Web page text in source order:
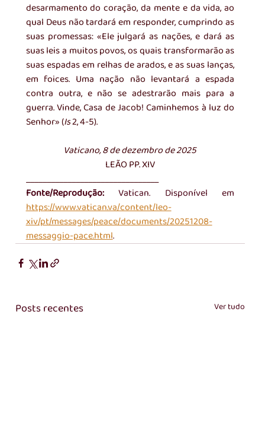
desarmamento do coração, da mente e da vida, ao
qual Deus não tardará em responder, cumprindo as
suas promessas: «Ele julgará as nações, e dará as
suas leis a muitos povos, os quais transformarão as
suas espadas em relhas de arados, e as suas lanças,
em foices. Uma nação não levantará a espada
contra outra, e não se adestrarão mais para a
guerra. Vinde, Casa de Jacob! Caminhemos à luz do
Senhor» (Is 2, 4-5).
Vaticano, 8 de dezembro de 2025
LEÃO PP. XIV
________________________________
Fonte/Reprodução:
https://www.vatican.va/content/leo-
xiv/pt/messages/peace/documents/20251208-
messaggio-pace.html.
Posts recentes Ver tudo